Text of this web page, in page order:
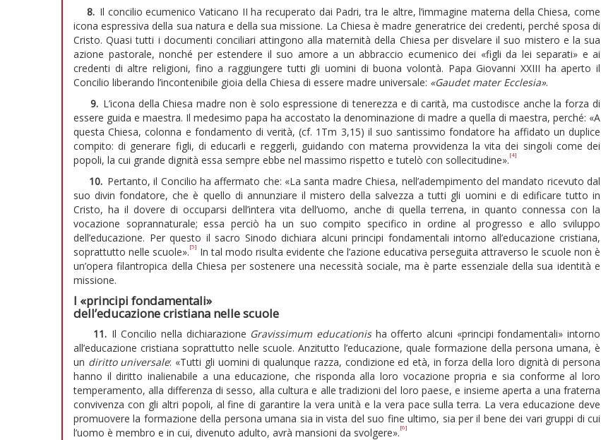
8. Il concilio ecumenico Vaticano II ha recuperato dai Padri, tra le altre, l’immagine materna della Chiesa, come
icona espressiva della sua natura e della sua missione. La Chiesa è madre generatrice dei credenti, perché sposa di
Cristo. Quasi tutti i documenti conciliari attingono alla maternità della Chiesa per disvelare il suo mistero e la sua
azione pastorale, nonché per estendere il suo amore a un abbraccio ecumenico dei «figli da lei separati» e ai
credenti di altre religioni, fino a raggiungere tutti gli uomini di buona volontà. Papa Giovanni XXIII ha aperto il
Concilio liberando l’incontenibile gioia della Chiesa di essere madre universale: «Gaudet mater Ecclesia».
9. L’icona della Chiesa madre non è solo espressione di tenerezza e di carità, ma custodisce anche la forza di
essere guida e maestra. Il medesimo papa ha accostato la denominazione di madre a quella di maestra, perché: «A
questa Chiesa, colonna e fondamento di verità, (cf. 1Tm 3,15) il suo santissimo fondatore ha affidato un duplice
compito: di generare figli, di educarli e reggerli, guidando con materna provvidenza la vita dei singoli come dei
popoli, la cui grande dignità essa sempre ebbe nel massimo rispetto e tutelò con sollecitudine». [4]
10. Pertanto, il Concilio ha affermato che: «La santa madre Chiesa, nell’adempimento del mandato ricevuto dal
suo divin fondatore, che è quello di annunziare il mistero della salvezza a tutti gli uomini e di edificare tutto in
Cristo, ha il dovere di occuparsi dell’intera vita dell’uomo, anche di quella terrena, in quanto connessa con la
vocazione soprannaturale; essa perciò ha un suo compito specifico in ordine al progresso e allo sviluppo
dell’educazione. Per questo il sacro Sinodo dichiara alcuni principi fondamentali intorno all’educazione cristiana,
soprattutto nelle scuole». [5] In tal modo risulta evidente che l’azione educativa perseguita attraverso le scuole non è
un’opera filantropica della Chiesa per sostenere una necessità sociale, ma è parte essenziale della sua identità e
missione.
I «principi fondamentali»
dell’educazione cristiana nelle scuole
11. Il Concilio nella dichiarazione Gravissimum educationis ha offerto alcuni «principi fondamentali» intorno
all’educazione cristiana soprattutto nelle scuole. Anzitutto l’educazione, quale formazione della persona umana, è
un diritto universale: «Tutti gli uomini di qualunque razza, condizione ed età, in forza della loro dignità di persona
hanno il diritto inalienabile a una educazione, che risponda alla loro vocazione propria e sia conforme al loro
temperamento, alla differenza di sesso, alla cultura e alle tradizioni del loro paese, e insieme aperta a una fraterna
convivenza con gli altri popoli, al fine di garantire la vera unità e la vera pace sulla terra. La vera educazione deve
promuovere la formazione della persona umana sia in vista del suo fine ultimo, sia per il bene dei vari gruppi di cui
l’uomo è membro e in cui, divenuto adulto, avrà mansioni da svolgere». [6]